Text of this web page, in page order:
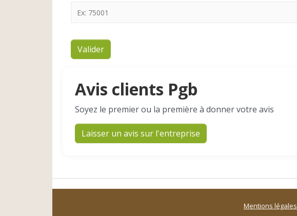
Valider
Avis clients Pgb
Soyez le premier ou la première à donner votre avis
Laisser un avis sur l'entreprise
Mentions légales